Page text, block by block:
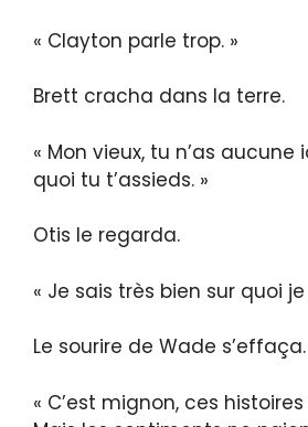
« Clayton parle trop. »
Brett cracha dans la terre.
« Mon vieux, tu n’as
quoi tu t’assieds. »
Otis le regarda.
« Je sais très bien sur quoi
Le sourire de Wade s’effaça.
« C’est mignon, ces